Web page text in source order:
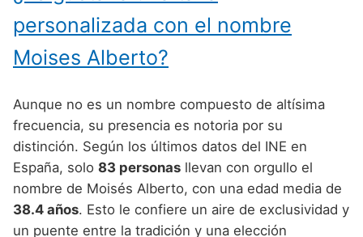
Nombres de niño que empiezan por K
Nombres de niño que empiezan por L
Nombres de niño que empiezan por N
Nombres de niño que empiezan por O
Nombres de niño que empiezan por P
Nombres de niño que empiezan por Q
Nombres de Niño Gallegos
Nombres de Niño Madrileños
Nombres de Niño Navarros
Nombres de Niño Riojanos
Nombres de Niño Valencianos
Nombres de Niño Vascos
Nombres de Niño Ingleses
Nombres de Niño Italianos
Nombres de Niño Japoneses
Nombres de Niño Judíos
Nombres de Niño Marroquíes
Nombres de Niño Portugueses
Nombres de Niño Rumanos
Nombres de Niño Rusos
personalizada con el nombre
Moises Alberto?
Aunque no es un nombre compuesto de altísima
frecuencia, su presencia es notoria por su
distinción. Según los últimos datos del INE en
España, solo 83 personas llevan con orgullo el
nombre de Moisés Alberto, con una edad media de
38.4 años. Esto le confiere un aire de exclusividad y
un puente entre la tradición y una elección